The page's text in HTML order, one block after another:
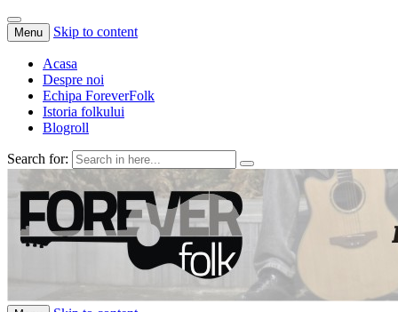
Menu Skip to content
Acasa
Despre noi
Echipa ForeverFolk
Istoria folkului
Blogroll
Search for:
ForeverFolk
Muzica sufletului tau